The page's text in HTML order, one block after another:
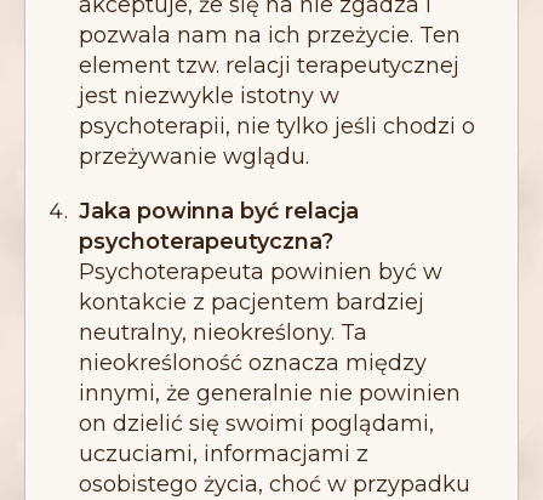
pozwala nam na ich przeżycie. Ten
element tzw. relacji terapeutycznej
jest niezwykle istotny w
psychoterapii, nie tylko jeśli chodzi o
przeżywanie wglądu.
Jaka powinna być relacja
psychoterapeutyczna?
Psychoterapeuta powinien być w
kontakcie z pacjentem bardziej
neutralny, nieokreślony. Ta
nieokreśloność oznacza między
innymi, że generalnie nie powinien
on dzielić się swoimi poglądami,
uczuciami, informacjami z
osobistego życia, choć w przypadku